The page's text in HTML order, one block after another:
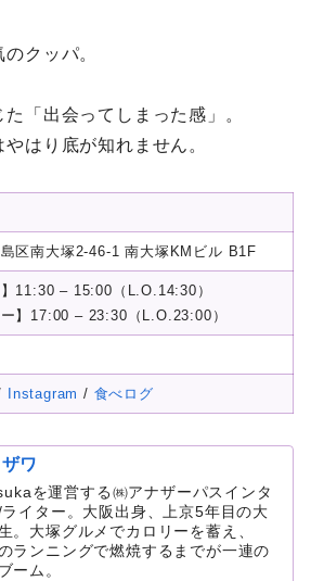
クッパ。
「出会ってしまった感」。
はり底が知れません。
区南大塚2-46-1 南大塚KMビル B1F
】11:30 – 15:00（L.O.14:30）
ー】17:00 – 23:30（L.O.23:00）
Instagram / 食べログ
ワ
を運営する㈱アナザーパスインタ
イター。大阪出身、上京5年目の大
。大塚グルメでカロリーを蓄え、
ランニングで燃焼するまでが一連の
ーム。